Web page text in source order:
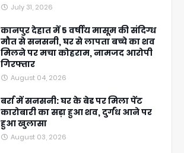
July 31, 2026
कानपुर देहात में 5 वर्षीय मासूम की संदिग्ध
मौत से सनसनी, घर से लापता बच्चे का शव
मिलने पर मचा कोहराम, नामजद आरोपी
गिरफ्तार
August 04, 2026
बर्रा में सनसनी: घर के बेड पर मिला पेंट
कारोबारी का सड़ा हुआ शव, दुर्गंध आने पर
हुआ खुलासा
August 03, 2026